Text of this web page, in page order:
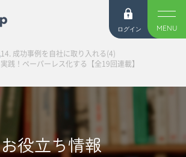
ログイン MENU
14. 成功事例を自社に取り入れる(4)
実践！ペーパーレス化する【全19回連載】
お役立ち情報